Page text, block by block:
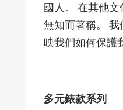
國人。 在其他
無知而著稱。
映我們如何保護
多元錶款系列